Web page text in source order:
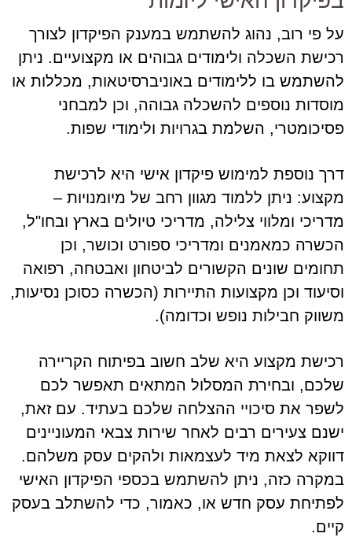
על פי רוב, נהוג להשתמש במענק הפיקדון לצורך
רכישת השכלה ולימודים גבוהים או מקצועיים. ניתן
להשתמש בו ללימודים באוניברסיטאות, מכללות או
מוסדות נוספים להשכלה גבוהה, וכן למבחני
פסיכומטרי, השלמת בגרויות ולימודי שפות.
דרך נוספת למימוש פיקדון אישי היא לרכישת
מקצוע: ניתן ללמוד מגוון רחב של מיומנויות –
מדריכי ומלווי צלילה, מדריכי טיולים בארץ ובחו"ל,
הכשרה כמאמנים ומדריכי ספורט וכושר, וכן
תחומים שונים הקשורים לביטחון ואבטחה, רפואה
וסיעוד וכן מקצועות התיירות (הכשרה כסוכן נסיעות,
משווק חבילות נופש וכדומה).
רכישת מקצוע היא שלב חשוב בפיתוח הקריירה
שלכם, ובחירת המסלול המתאים תאפשר לכם
לשפר את סיכויי ההצלחה שלכם בעתיד. עם זאת,
ישנם צעירים רבים לאחר שירות צבאי המעוניינים
דווקא לצאת מיד לעצמאות ולהקים עסק משלהם.
במקרה כזה, ניתן להשתמש בכספי הפיקדון האישי
לפתיחת עסק חדש או, כאמור, כדי להשתלב בעסק
קיים.